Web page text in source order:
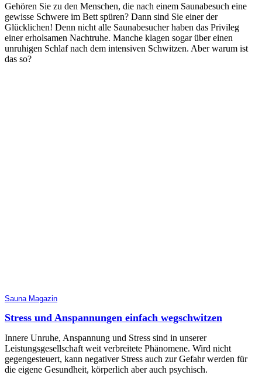
Gehören Sie zu den Menschen, die nach einem Saunabesuch eine
gewisse Schwere im Bett spüren? Dann sind Sie einer der
Glücklichen! Denn nicht alle Saunabesucher haben das Privileg
einer erholsamen Nachtruhe. Manche klagen sogar über einen
unruhigen Schlaf nach dem intensiven Schwitzen. Aber warum ist
das so?
Sauna Magazin
Stress und Anspannungen einfach wegschwitzen
Innere Unruhe, Anspannung und Stress sind in unserer
Leistungsgesellschaft weit verbreitete Phänomene. Wird nicht
gegengesteuert, kann negativer Stress auch zur Gefahr werden für
die eigene Gesundheit, körperlich aber auch psychisch.